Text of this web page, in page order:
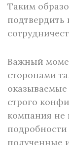
Таким
подтвердить
Важный
сторонами
оказываемые
строго
компания не
подробности
полученные